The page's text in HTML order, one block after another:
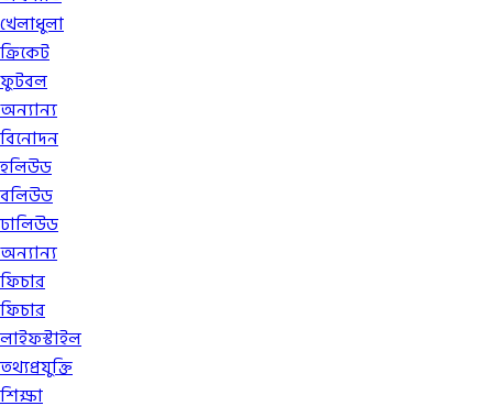
খেলাধুলা
ক্রিকেট
ফুটবল
অন্যান্য
বিনোদন
হলিউড
বলিউড
ঢালিউড
অন্যান্য
ফিচার
ফিচার
লাইফস্টাইল
তথ্যপ্রযুক্তি
শিক্ষা